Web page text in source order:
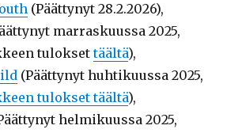
(Päättynyt 28.2.2026),
marraskuussa 2025,
tuloksettäältä),
(Päättynyt huhtikuussa 2025,
tulokset täältä),
helmikuussa 2025,